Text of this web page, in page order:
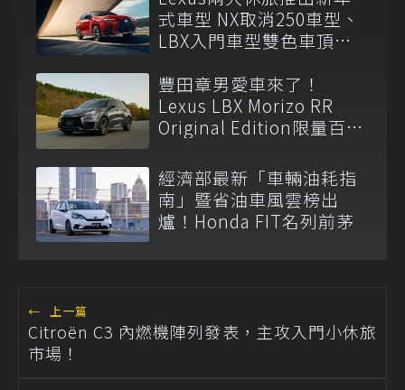
式車型 NX取消250車型、
LBX入門車型雙色車頂改
豐田章男愛車來了！
Lexus LBX Morizo RR
Original Edition限量百台
經濟部最新「車輛油耗指
南」暨省油車風雲榜出
爐！Honda FIT名列前茅
← 上一篇
Citroën C3 內燃機陣列發表，主攻入門小休旅
市場！